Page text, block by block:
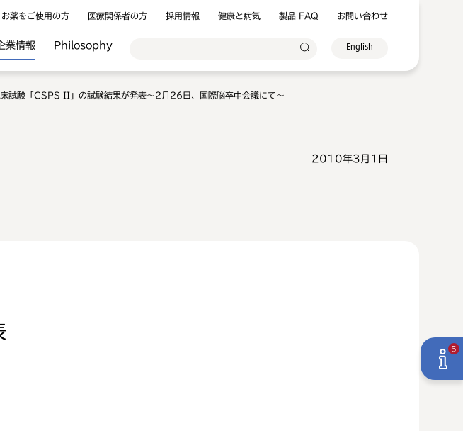
お薬をご使用の方 医療関係者の方 採用情報 健康と病気 製品 FAQ お問い合わせ
業情報 Philosophy English
床試験「CSPS II」の試験結果が発表～2月26日、国際脳卒中会議にて～
2010年3月1日
5